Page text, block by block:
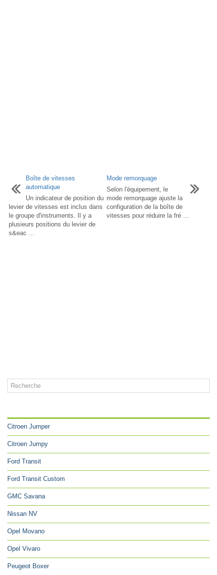
Boîte de vitesses
automatique
Un indicateur de position du
levier de vitesses est inclus dans
le groupe d'instruments. Il y a
plusieurs positions du levier de
s&eac ...
Mode remorquage
Selon l'équipement, le
mode remorquage ajuste la
configuration de la boîte de
vitesses pour réduire la fré ...
Citroen Jumper
Citroen Jumpy
Ford Transit
Ford Transit Custom
GMC Savana
Nissan NV
Opel Movano
Opel Vivaro
Peugeot Boxer